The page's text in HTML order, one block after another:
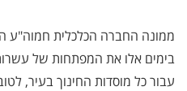
ממונה החברה הכלכלית חמוה"ע
בימים אלו את המפתחות של
עבור כל מוסדות החינוך בעיר,